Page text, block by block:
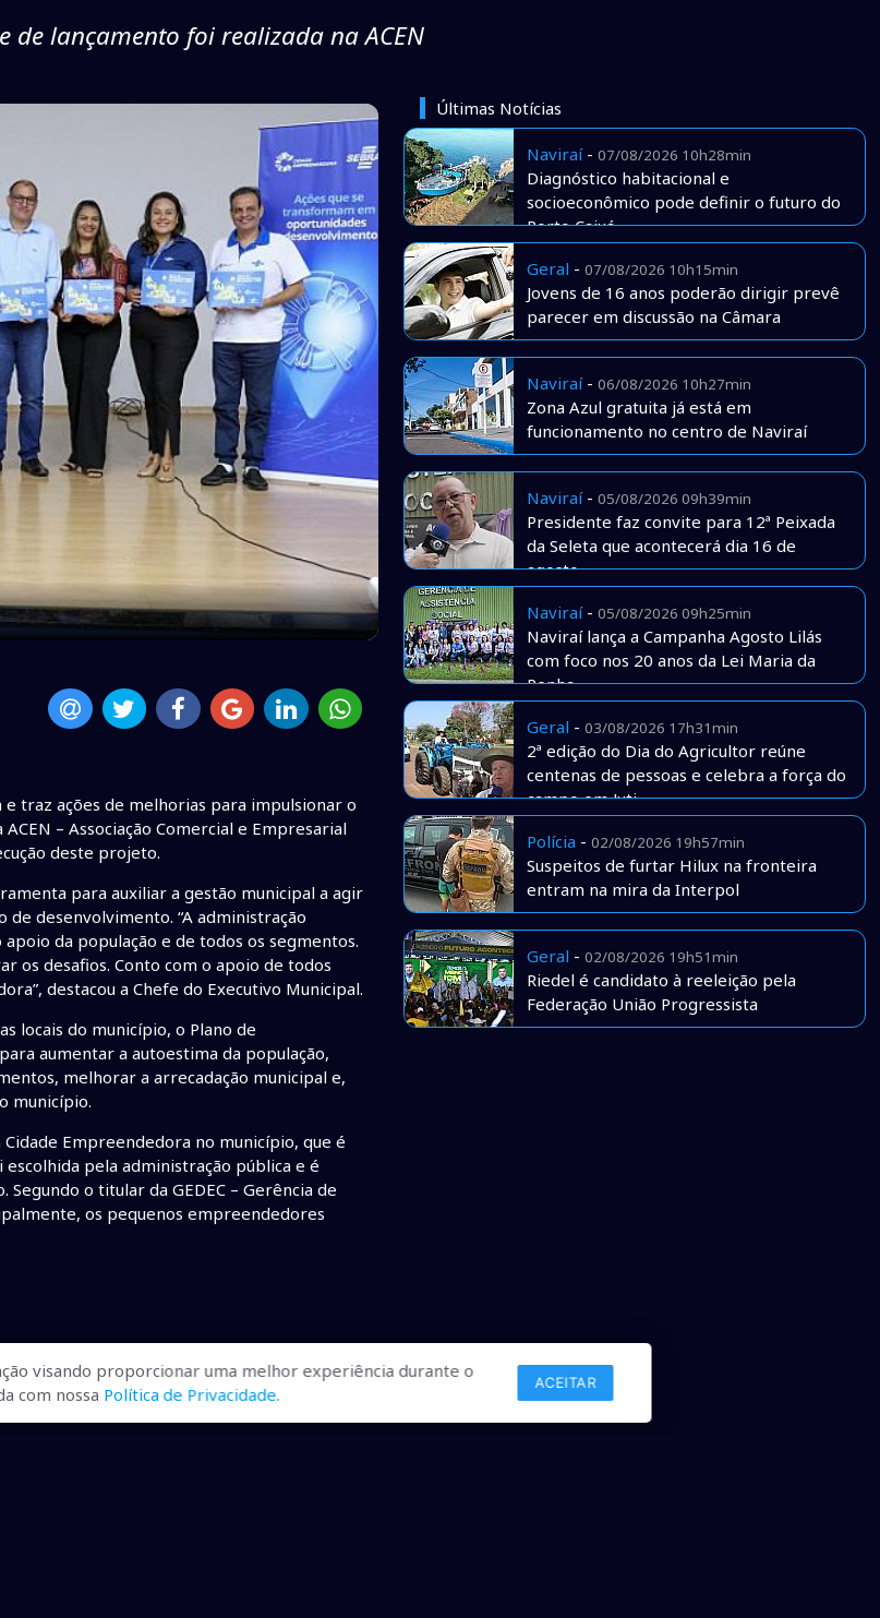
de lançamento foi realizada na ACEN
traz ações de melhorias para impulsionar o
– Associação Comercial e Empresarial
deste projeto.
para auxiliar a gestão municipal a agir
desenvolvimento. “A administração
da população e de todos os segmentos.
os desafios. Conto com o apoio de todos
destacou a Chefe do Executivo Municipal.
locais do município, o Plano de
aumentar a autoestima da população,
melhorar a arrecadação municipal e,
município.
Empreendedora no município, que é
pela administração pública e é
o titular da GEDEC – Gerência de
os pequenos empreendedores
Últimas Notícias
Naviraí- 07/08/2026 10h28min
Diagnóstico habitacional e
socioeconômico pode definir o futuro do
Porto Caiuá
Geral - 07/08/2026 10h15min
Jovens de 16 anos poderão dirigir prevê
parecer em discussão na Câmara
Naviraí- 06/08/2026 10h27min
Zona Azul gratuita já está em
funcionamento no centro de Naviraí
Naviraí- 05/08/2026 09h39min
Presidente faz convite para 12ª Peixada
da Seleta que acontecerá dia 16 de
agosto
Naviraí- 05/08/2026 09h25min
Naviraí lança a Campanha Agosto Lilás
com foco nos 20 anos da Lei Maria da
Penha
Geral - 03/08/2026 17h31min
2ª edição do Dia do Agricultor reúne
centenas de pessoas e celebra a força do
campo em Juti
Polícia - 02/08/2026 19h57min
Suspeitos de furtar Hilux na fronteira
entram na mira da Interpol
Geral - 02/08/2026 19h51min
Riedel é candidato à reeleição pela
Federação União Progressista
visando proporcionar uma melhor experiência durante o
com nossa Política de Privacidade.
ACEITAR